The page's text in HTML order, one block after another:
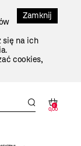
Zamknij
się na ich
cookies,
0
0,00